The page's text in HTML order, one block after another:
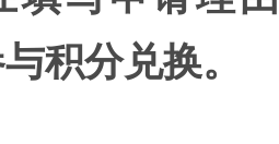
积分兑换。